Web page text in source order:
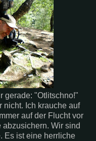
gerade: "Otlitschno!"
nicht. Ich krauche auf
auf der Flucht vor
abzusichern. Wir sind
Es ist eine herrliche